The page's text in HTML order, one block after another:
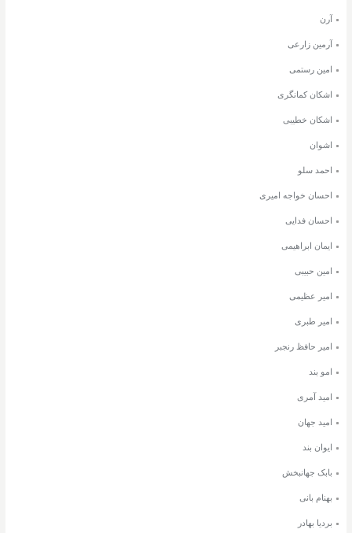
آرن
آرمین زارعی
امین رستمی
اشکان کمانگری
اشکان خطیبی
اشوان
احمد سلو
احسان خواجه امیری
احسان فدایی
ایمان ابراهیمی
امین حبیبی
امیر عظیمی
امیر طبری
امیر حافظ رنجبر
امو بند
امید آمری
امید جهان
ایوان بند
بابک جهانبخش
بهنام بانی
بردیا بهادر